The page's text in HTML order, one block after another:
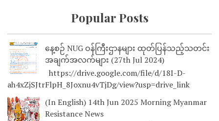
Popular Posts
နေ့စဉ် NUG ဝန်ကြီးဌာနများ ထုတ်ပြန်သည့်သတင်း
အချက်အလက်များ (27th Jul 2024)
https://drive.google.com/file/d/18I-D-
ah4xZjSJtrFlpH_8Joxnu4vTjDg/view?usp=drive_link
(In English) 14th Jun 2025 Morning Myanmar
Resistance News